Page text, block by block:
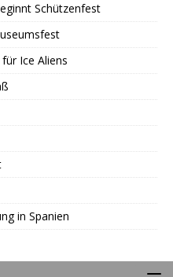
Schützenfest
Ice Aliens
in Spanien